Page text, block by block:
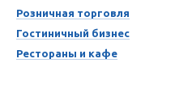
Розничная торговля
Гостиничный бизнес
Рестораны и кафе